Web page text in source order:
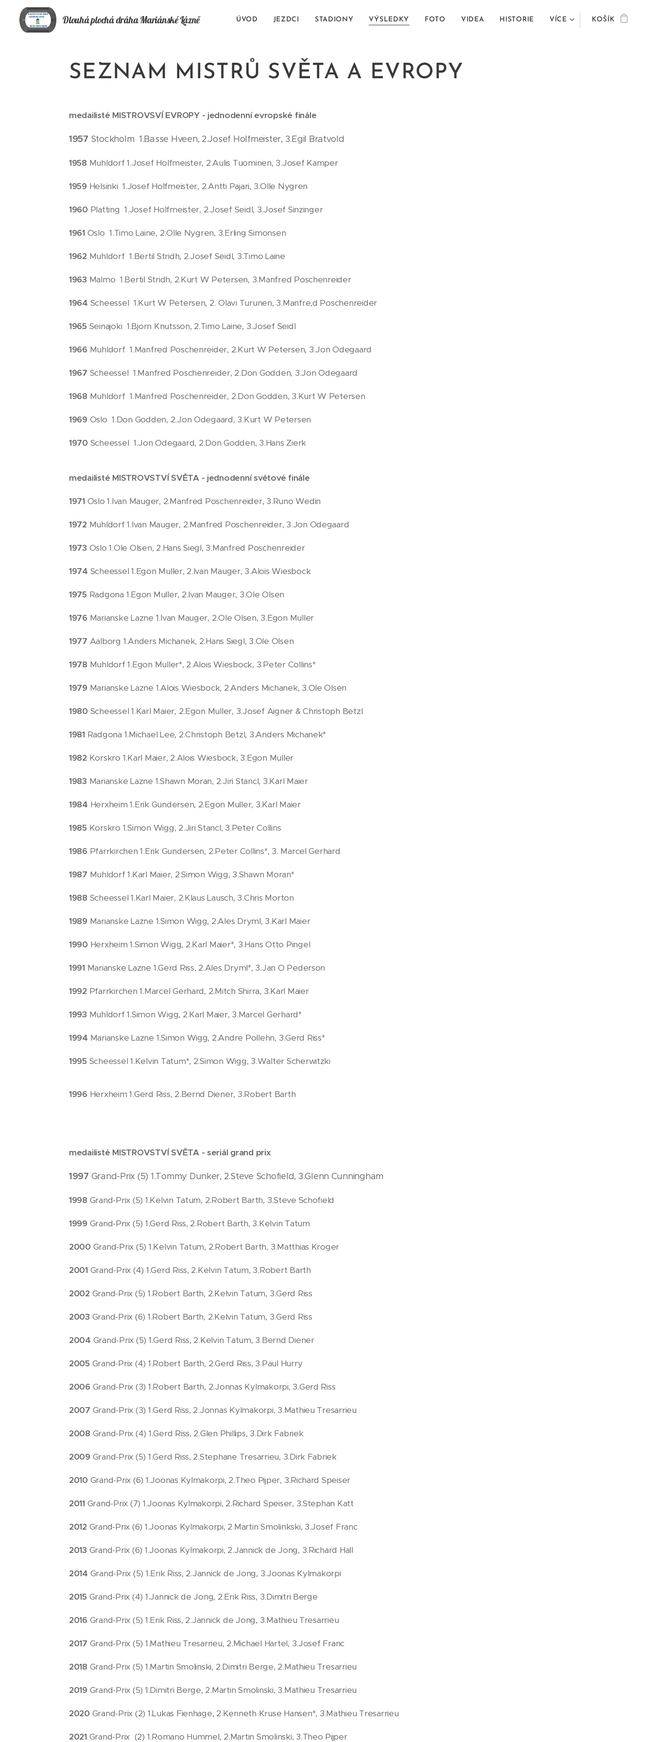
Dlouhá plochádráhaMariánské Lázně ÚVOD JEZDCI STADIONY VÝSLEDKY FOTO VIDEA HISTORIE VÍCE KOŠÍK
SEZNAM MISTRŮ SVĚTA A EVROPY
medailisté MISTROVSVÍ EVROPY - jednodenní evropské finále
1957 Stockholm 1.Basse Hveen, 2.Josef Holfmeister, 3.Egil Bratvold
1958 Muhldorf 1.Josef Holfmeister, 2.Aulis Tuominen, 3.Josef Kamper
1959 Helsinki 1.Josef Holfmeister, 2.Antti Pajari, 3.Olle Nygren
1960 Platting 1.Josef Holfmeister, 2.Josef Seidl, 3.Josef Sinzinger
1961 Oslo 1.Timo Laine, 2.Olle Nygren, 3.Erling Simonsen
1962 Muhldorf 1.Bertil Stridh, 2.Josef Seidl, 3.Timo Laine
1963 Malmo 1.Bertil Stridh, 2.Kurt W Petersen, 3.Manfred Poschenreider
1964 Scheessel 1.Kurt W Petersen, 2. Olavi Turunen, 3.Manfre,d Poschenreider
1965 Seinajoki 1.Bjorn Knutsson, 2.Timo Laine, 3.Josef Seidl
1966 Muhldorf 1.Manfred Poschenreider, 2.Kurt W Petersen, 3.Jon Odegaard
1967 Scheessel 1.Manfred Poschenreider, 2.Don Godden, 3.Jon Odegaard
1968 Muhldorf 1.Manfred Poschenreider, 2.Don Godden, 3.Kurt W Petersen
1969 Oslo 1.Don Godden, 2.Jon Odegaard, 3.Kurt W Petersen
1970 Scheessel 1.Jon Odegaard, 2.Don Godden, 3.Hans Zierk
medailisté MISTROVSTVÍ SVĚTA - jednodenní světové finále
1971 Oslo 1.Ivan Mauger, 2.Manfred Poschenreider, 3.Runo Wedin
1972 Muhldorf 1.Ivan Mauger, 2.Manfred Poschenreider, 3.Jon Odegaard
1973 Oslo 1.Ole Olsen, 2.Hans Siegl, 3.Manfred Poschenreider
1974 Scheessel 1.Egon Muller, 2.Ivan Mauger, 3.Alois Wiesbock
1975 Radgona 1.Egon Muller, 2.Ivan Mauger, 3.Ole Olsen
1976 Marianske Lazne 1.Ivan Mauger, 2.Ole Olsen, 3.Egon Muller
1977 Aalborg 1.Anders Michanek, 2.Hans Siegl, 3.Ole Olsen
1978 Muhldorf 1.Egon Muller*, 2.Alois Wiesbock, 3.Peter Collins*
1979 Marianske Lazne 1.Alois Wiesbock, 2.Anders Michanek, 3.Ole Olsen
1980 Scheessel 1.Karl Maier, 2.Egon Muller, 3.Josef Aigner & Christoph Betzl
1981 Radgona 1.Michael Lee, 2.Christoph Betzl, 3.Anders Michanek*
1982 Korskro 1.Karl Maier, 2.Alois Wiesbock, 3.Egon Muller
1983 Marianske Lazne 1.Shawn Moran, 2.Jiri Stancl, 3.Karl Maier
1984 Herxheim 1.Erik Gundersen, 2.Egon Muller, 3.Karl Maier
1985 Korskro 1.Simon Wigg, 2.Jiri Stancl, 3.Peter Collins
1986 Pfarrkirchen 1.Erik Gundersen, 2.Peter Collins*, 3. Marcel Gerhard
1987 Muhldorf 1.Karl Maier, 2.Simon Wigg, 3.Shawn Moran*
1988 Scheessel 1.Karl Maier, 2.Klaus Lausch, 3.Chris Morton
1989 Marianske Lazne 1.Simon Wigg, 2.Ales Dryml, 3.Karl Maier
1990 Herxheim 1.Simon Wigg, 2.Karl Maier*, 3.Hans Otto Pingel
1991 Marianske Lazne 1.Gerd Riss, 2.Ales Dryml*, 3.Jan O Pederson
1992 Pfarrkirchen 1.Marcel Gerhard, 2.Mitch Shirra, 3.Karl Maier
1993 Muhldorf 1.Simon Wigg, 2.Karl Maier, 3.Marcel Gerhard*
1994 Marianske Lazne 1.Simon Wigg, 2.Andre Pollehn, 3.Gerd Riss*
1995 Scheessel 1.Kelvin Tatum*, 2.Simon Wigg, 3.Walter Scherwitzki
1996 Herxheim 1.Gerd Riss, 2.Bernd Diener, 3.Robert Barth
medailisté MISTROVSTVÍ SVĚTA - seriál grand prix
1997 Grand-Prix (5) 1.Tommy Dunker, 2.Steve Schofield, 3.Glenn Cunningham
1998 Grand-Prix (5) 1.Kelvin Tatum, 2.Robert Barth, 3.Steve Schofield
1999 Grand-Prix (5) 1.Gerd Riss, 2.Robert Barth, 3.Kelvin Tatum
2000 Grand-Prix (5) 1.Kelvin Tatum, 2.Robert Barth, 3.Matthias Kroger
2001 Grand-Prix (4) 1.Gerd Riss, 2.Kelvin Tatum, 3.Robert Barth
2002 Grand-Prix (5) 1.Robert Barth, 2.Kelvin Tatum, 3.Gerd Riss
2003 Grand-Prix (6) 1.Robert Barth, 2.Kelvin Tatum, 3.Gerd Riss
2004 Grand-Prix (5) 1.Gerd Riss, 2.Kelvin Tatum, 3.Bernd Diener
2005 Grand-Prix (4) 1.Robert Barth, 2.Gerd Riss, 3.Paul Hurry
2006 Grand-Prix (3) 1.Robert Barth, 2.Jonnas Kylmakorpi, 3.Gerd Riss
2007 Grand-Prix (3) 1.Gerd Riss, 2.Jonnas Kylmakorpi, 3.Mathieu Tresarrieu
2008 Grand-Prix (4) 1.Gerd Riss, 2.Glen Phillips, 3.Dirk Fabriek
2009 Grand-Prix (5) 1.Gerd Riss, 2.Stephane Tresarrieu, 3.Dirk Fabriek
2010 Grand-Prix (6) 1.Joonas Kylmakorpi, 2.Theo Pijper, 3.Richard Speiser
2011 Grand-Prix (7) 1.Joonas Kylmakorpi, 2.Richard Speiser, 3.Stephan Katt
2012 Grand-Prix (6) 1.Joonas Kylmakorpi, 2.Martin Smolinkski, 3.Josef Franc
2013 Grand-Prix (6) 1.Joonas Kylmakorpi, 2.Jannick de Jong, 3.Richard Hall
2014 Grand-Prix (5) 1.Erik Riss, 2.Jannick de Jong, 3.Joonas Kylmakorpi
2015 Grand-Prix (4) 1.Jannick de Jong, 2.Erik Riss, 3.Dimitri Berge
2016 Grand-Prix (5) 1.Erik Riss, 2.Jannick de Jong, 3.Mathieu Tresarrieu
2017 Grand-Prix (5) 1.Mathieu Tresarrieu, 2.Michael Hartel, 3.Josef Franc
2018 Grand-Prix (5) 1.Martin Smolinski, 2.Dimitri Berge, 2.Mathieu Tresarrieu
2019 Grand-Prix (5) 1.Dimitri Berge, 2.Martin Smolinski, 3.Mathieu Tresarrieu
2020 Grand-Prix (2) 1.Lukas Fienhage, 2.Kenneth Kruse Hansen*, 3.Mathieu Tresarrieu
2021 Grand-Prix (2) 1.Romano Hummel, 2.Martin Smolinski, 3.Theo Pijper